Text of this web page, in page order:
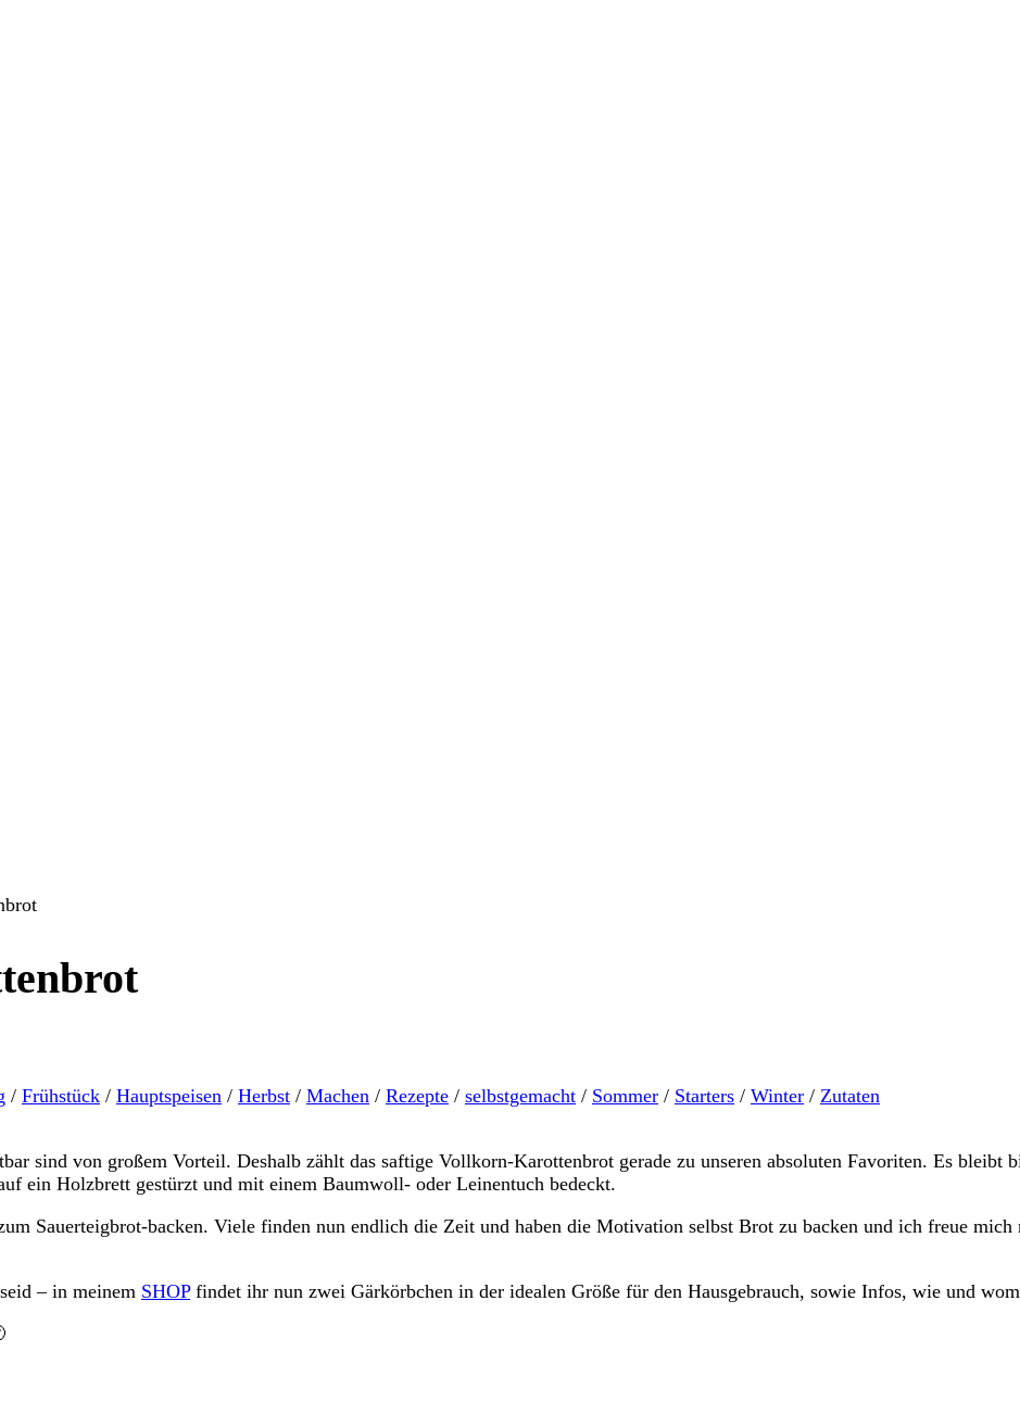
/ Frühstück / Hauptspeisen / Herbst / Machen / Rezepte / selbstgemacht / Sommer / Starters / Winter / Zutaten
sind von großem Vorteil. Deshalb zählt das saftige Vollkorn-Karottenbrot gerade zu unseren absoluten Favoriten. Es bleibt
ein Holzbrett gestürzt und mit einem Baumwoll- oder Leinentuch bedeckt.
Sauerteigbrot-backen. Viele finden nun endlich die Zeit und haben die Motivation selbst Brot zu backen und ich freue
– in meinem SHOPfindet ihr nun zwei Gärkörbchen in der idealen Größe für den Hausgebrauch, sowie Infos, wie und